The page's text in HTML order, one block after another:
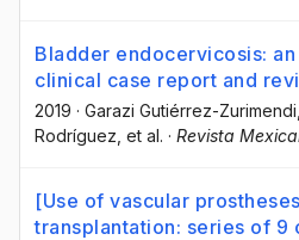
Bladder endocervicosis:
clinical case report and
2019 · Garazi Gutiérrez-Zurimendi
Rodríguez , et al. · Revista
[Use of vascular
transplantation: series of 9